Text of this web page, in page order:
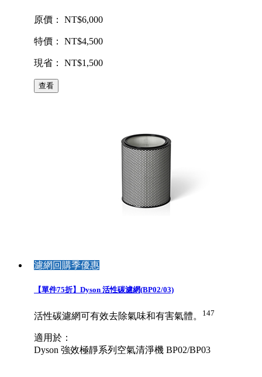
原價： NT$6,000
特價： NT$4,500
現省： NT$1,500
查看
濾網回購季優惠
【單件75折】Dyson 活性碳濾網(BP02/03)
活性碳濾網可有效去除氣味和有害氣體。 147
適用於：
Dyson 強效極靜系列空氣清淨機 BP02/BP03